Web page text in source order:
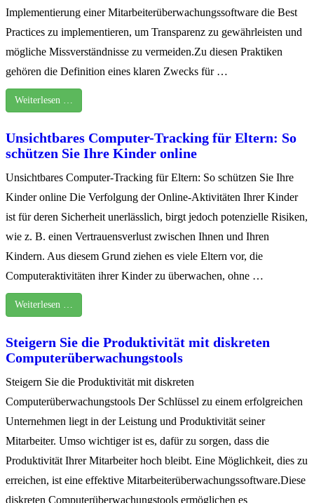
Implementierung einer Mitarbeiterüberwachungssoftware die Best
Practices zu implementieren, um Transparenz zu gewährleisten und
mögliche Missverständnisse zu vermeiden.Zu diesen Praktiken
gehören die Definition eines klaren Zwecks für …
Weiterlesen …
Unsichtbares Computer-Tracking für Eltern: So
schützen Sie Ihre Kinder online
Unsichtbares Computer-Tracking für Eltern: So schützen Sie Ihre
Kinder online Die Verfolgung der Online-Aktivitäten Ihrer Kinder
ist für deren Sicherheit unerlässlich, birgt jedoch potenzielle Risiken,
wie z. B. einen Vertrauensverlust zwischen Ihnen und Ihren
Kindern. Aus diesem Grund ziehen es viele Eltern vor, die
Computeraktivitäten ihrer Kinder zu überwachen, ohne …
Weiterlesen …
Steigern Sie die Produktivität mit diskreten
Computerüberwachungstools
Steigern Sie die Produktivität mit diskreten
Computerüberwachungstools Der Schlüssel zu einem erfolgreichen
Unternehmen liegt in der Leistung und Produktivität seiner
Mitarbeiter. Umso wichtiger ist es, dafür zu sorgen, dass die
Produktivität Ihrer Mitarbeiter hoch bleibt. Eine Möglichkeit, dies zu
erreichen, ist eine effektive Mitarbeiterüberwachungssoftware.Diese
diskreten Computerüberwachungstools ermöglichen es